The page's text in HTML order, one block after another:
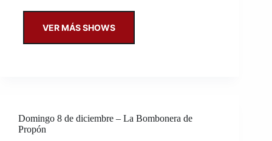
VER MÁS SHOWS
Domingo 8 de diciembre – La Bombonera de
Propón